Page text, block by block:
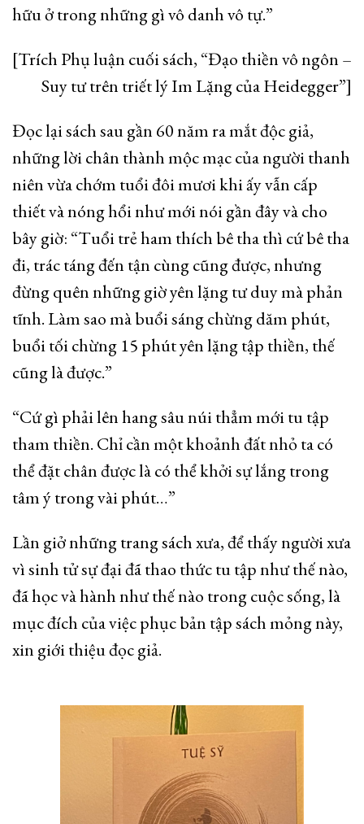
hữu ở trong những gì vô danh vô tự.”
[Trích Phụ luận cuối sách, “Đạo thiền vô ngôn –
Suy tư trên triết lý Im Lặng của Heidegger”]
Đọc lại sách sau gần 60 năm ra mắt độc giả,
những lời chân thành mộc mạc của người thanh
niên vừa chớm tuổi đôi mươi khi ấy vẫn cấp
thiết và nóng hổi như mới nói gần đây và cho
bây giờ: “Tuổi trẻ ham thích bê tha thì cứ bê tha
đi, trác táng đến tận cùng cũng được, nhưng
đừng quên những giờ yên lặng tư duy mà phản
tĩnh. Làm sao mà buổi sáng chừng dăm phút,
buổi tối chừng 15 phút yên lặng tập thiền, thế
cũng là được.”
“Cứ gì phải lên hang sâu núi thẳm mới tu tập
tham thiền. Chỉ cần một khoảnh đất nhỏ ta có
thể đặt chân được là có thể khởi sự lắng trong
tâm ý trong vài phút…”
Lần giở những trang sách xưa, để thấy người xưa
vì sinh tử sự đại đã thao thức tu tập như thế nào,
đã học và hành như thế nào trong cuộc sống, là
mục đích của việc phục bản tập sách mỏng này,
xin giới thiệu đọc giả.